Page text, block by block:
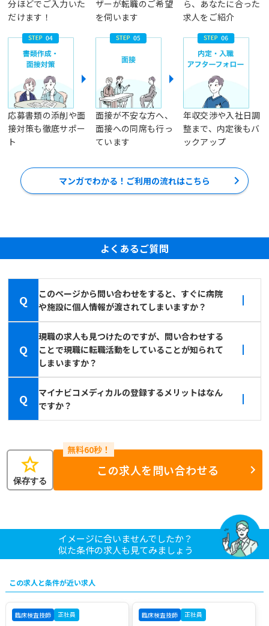
分ほどでご入力いた
だけます！
ザーが転職のご希望
を伺います
ら、あなたに合った
求人をご紹介
応募書類の添削や面
接対策も徹底サポー
ト
面接が不安な方へ、
面接への同席も行っ
ています
年収交渉や入社日調
整まで、内定後もバ
ックアップ
マンガでわかる！ご利用の流れはこちら
よくあるご質問
Q
このページから問い合わせをすると、すぐに病院
や施設に個人情報が渡されてしまいますか？
Q
現職の求人も見つけたのですが、問い合わせする
ことで現職に転職活動をしていることが知られて
しまいますか？
Q
マイナビコメディカルの登録するメリットはなん
ですか？
star
保存する
この求人を問い合わせる
イメージに合いませんでしたか？
似た条件の求人も見てみましょう
この求人と条件が近い求人
臨床検査技師 正社員 臨床検査技師 正社員